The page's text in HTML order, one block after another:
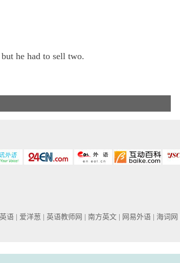
he had to sell two.
语 | 爱洋葱 | 英语教师网 | 南方英文 | 网易外语 | 海词网